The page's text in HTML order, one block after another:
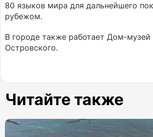
80 языков мира для дальнейшего
рубежом.
В городе также работает Дом-музей
Островского.
Читайте также